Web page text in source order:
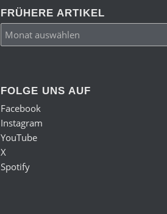
FRÜHERE ARTIKEL
FOLGE UNS AUF
Facebook
Instagram
YouTube
X
Spotify